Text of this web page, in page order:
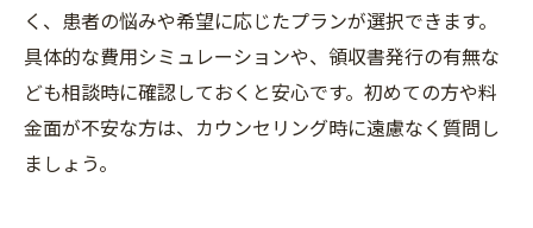
く、患者の悩みや希望に応じたプランが選択できます。
具体的な費用シミュレーションや、領収書発行の有無な
ども相談時に確認しておくと安心です。初めての方や料
金面が不安な方は、カウンセリング時に遠慮なく質問し
ましょう。